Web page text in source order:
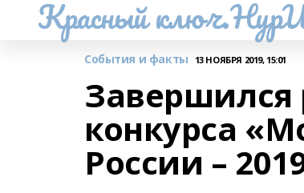
Красный
События и факты 13 НОЯБРЯ 2019, 15:01
Завершился
конкурса
России –